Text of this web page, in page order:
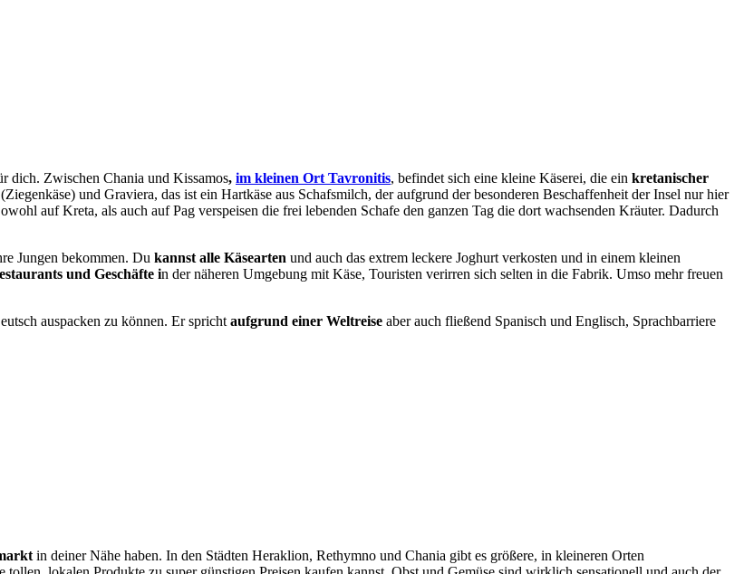
dich. Zwischen Chania und Kissamos, im kleinen Ort Tavronitis, befindet sich eine kleine Käserei, die ein kretanischer
und Graviera, das ist ein Hartkäse aus Schafsmilch, der aufgrund der besonderen Beschaffenheit der Insel nur hier
auf Kreta, als auch auf Pag verspeisen die frei lebenden Schafe den ganzen Tag die dort wachsenden Kräuter. Dadurch
Jungen bekommen. Du kannst alle Käsearten und auch das extrem leckere Joghurt verkosten und in einem kleinen
und Geschäfte in der näheren Umgebung mit Käse, Touristen verirren sich selten in die Fabrik. Umso mehr freuen
auspacken zu können. Er spricht aufgrund einer Weltreise aber auch fließend Spanisch und Englisch, Sprachbarriere
in deiner Nähe haben. In den Städten Heraklion, Rethymno und Chania gibt es größere, in kleineren Orten